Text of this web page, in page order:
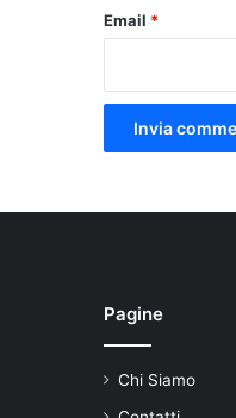
Email *
Pagine
Chi Siamo